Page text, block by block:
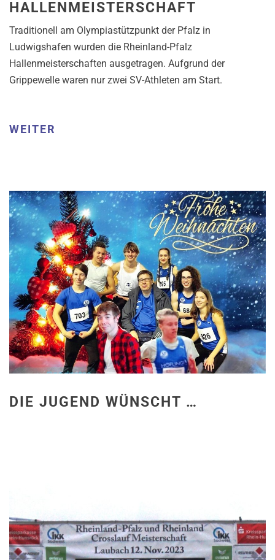
HALLENMEISTERSCHAFT
Traditionell am Olympiastützpunkt der Pfalz in
Ludwigshafen wurden die Rheinland-Pfalz
Hallenmeisterschaften ausgetragen. Aufgrund der
Grippewelle waren nur zwei SV-Athleten am Start.
WEITER
DIE JUGEND WÜNSCHT …